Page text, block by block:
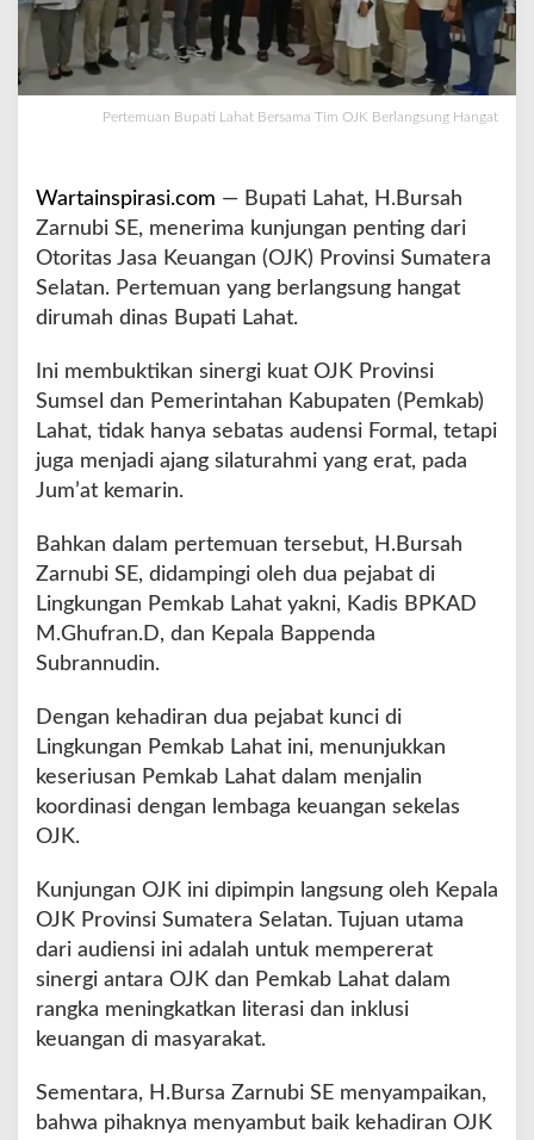
a
e
r
a
T
i
J
B
e
a
n
s
n
g
H
a
g
t
Pertemuan Bupati Lahat Bersama Tim OJK Berlangsung Hangat
Wartainspirasi.com — Bupati Lahat, H.Bursah
Zarnubi SE, menerima kunjungan penting dari
Otoritas Jasa Keuangan (OJK) Provinsi Sumatera
Selatan. Pertemuan yang berlangsung hangat
dirumah dinas Bupati Lahat.
Ini membuktikan sinergi kuat OJK Provinsi
Sumsel dan Pemerintahan Kabupaten (Pemkab)
Lahat, tidak hanya sebatas audensi Formal, tetapi
juga menjadi ajang silaturahmi yang erat, pada
Jum’at kemarin.
Bahkan dalam pertemuan tersebut, H.Bursah
Zarnubi SE, didampingi oleh dua pejabat di
Lingkungan Pemkab Lahat yakni, Kadis BPKAD
M.Ghufran.D, dan Kepala Bappenda
Subrannudin.
Dengan kehadiran dua pejabat kunci di
Lingkungan Pemkab Lahat ini, menunjukkan
keseriusan Pemkab Lahat dalam menjalin
koordinasi dengan lembaga keuangan sekelas
OJK.
​Kunjungan OJK ini dipimpin langsung oleh Kepala
OJK Provinsi Sumatera Selatan. Tujuan utama
dari audiensi ini adalah untuk mempererat
sinergi antara OJK dan Pemkab Lahat dalam
rangka meningkatkan literasi dan inklusi
keuangan di masyarakat.
Sementara, H.Bursa Zarnubi SE menyampaikan,
bahwa pihaknya menyambut baik kehadiran OJK